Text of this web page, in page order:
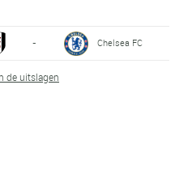
- Chelsea FC
de uitslagen